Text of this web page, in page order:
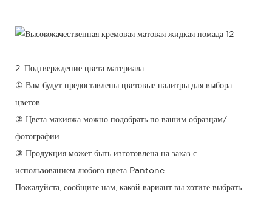
2. Подтверждение цвета материала.
① Вам будут предоставлены цветовые палитры для выбора
цветов.
② Цвета макияжа можно подобрать по вашим образцам/
фотографии.
③ Продукция может быть изготовлена ​​на заказ с
использованием любого цвета Pantone.
Пожалуйста, сообщите нам, какой вариант вы хотите выбрать.